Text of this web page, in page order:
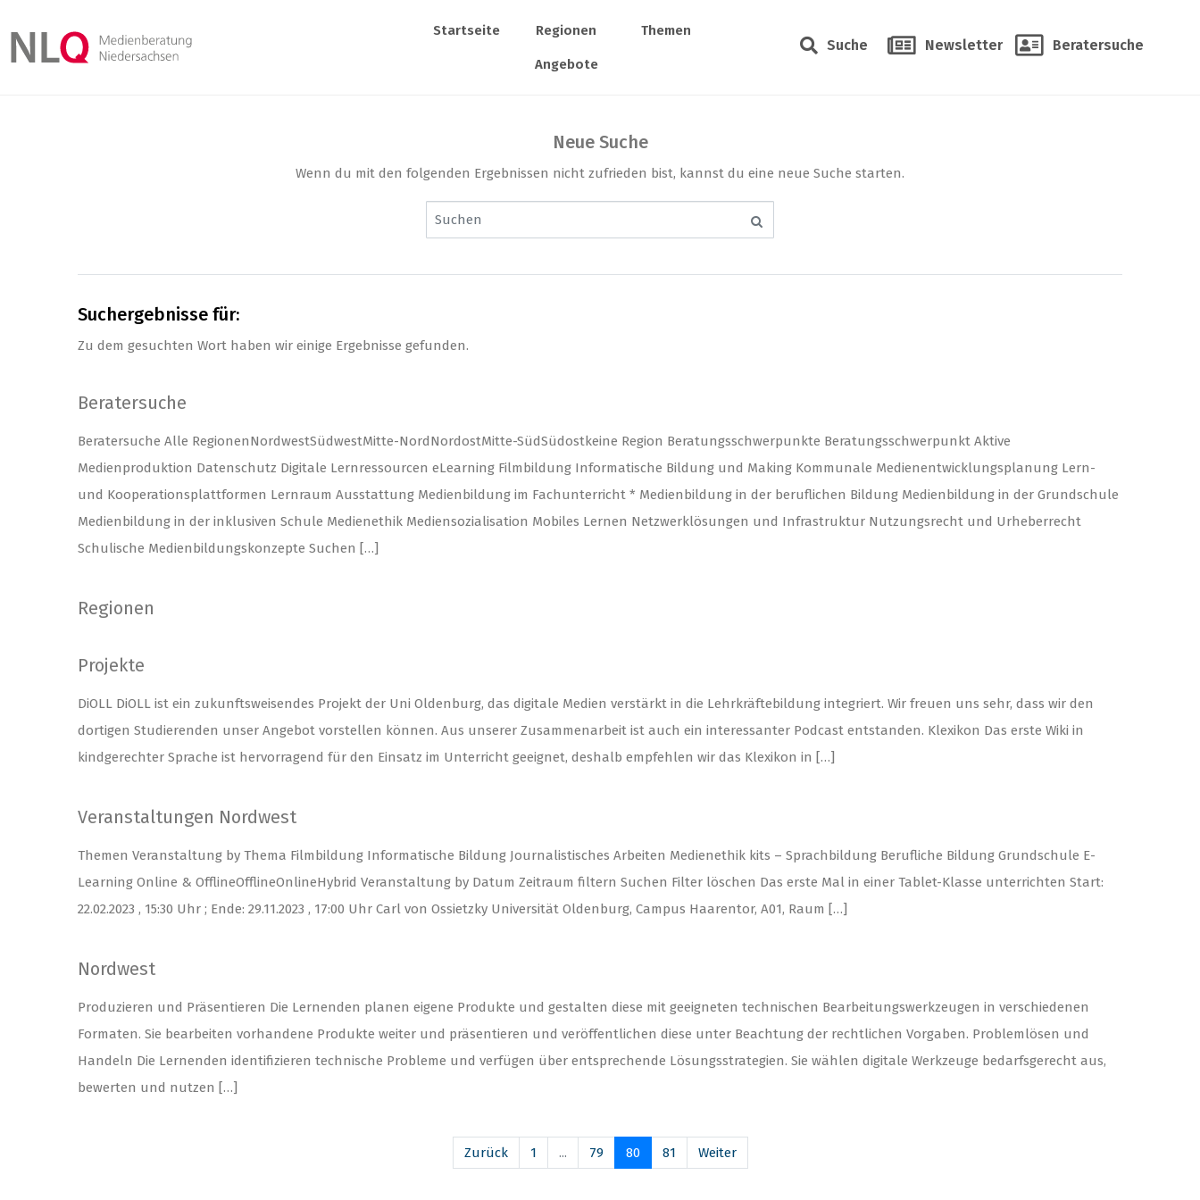
Startseite Regionen Themen
Angebote
Suche Newsletter Beratersuche
Neue Suche
Wenn du mit den folgenden Ergebnissen nicht zufrieden bist, kannst du eine neue Suche starten.
Suchergebnisse für:
Zu dem gesuchten Wort haben wir einige Ergebnisse gefunden.
Beratersuche
Beratersuche Alle RegionenNordwestSüdwestMitte-NordNordostMitte-SüdSüdostkeine Region Beratungsschwerpunkte Beratungsschwerpunkt Aktive
Medienproduktion Datenschutz Digitale Lernressourcen eLearning Filmbildung Informatische Bildung und Making Kommunale Medienentwicklungsplanung Lern-
und Kooperationsplattformen Lernraum Ausstattung Medienbildung im Fachunterricht * Medienbildung in der beruflichen Bildung Medienbildung in der Grundschule
Medienbildung in der inklusiven Schule Medienethik Mediensozialisation Mobiles Lernen Netzwerklösungen und Infrastruktur Nutzungsrecht und Urheberrecht
Schulische Medienbildungskonzepte Suchen […]
Regionen
Projekte
DiOLL DiOLL ist ein zukunftsweisendes Projekt der Uni Oldenburg, das digitale Medien verstärkt in die Lehrkräftebildung integriert. Wir freuen uns sehr, dass wir den
dortigen Studierenden unser Angebot vorstellen können. Aus unserer Zusammenarbeit ist auch ein interessanter Podcast entstanden. Klexikon Das erste Wiki in
kindgerechter Sprache ist hervorragend für den Einsatz im Unterricht geeignet, deshalb empfehlen wir das Klexikon in […]
Veranstaltungen Nordwest
Themen Veranstaltung by Thema Filmbildung Informatische Bildung Journalistisches Arbeiten Medienethik kits – Sprachbildung Berufliche Bildung Grundschule E-
Learning Online & OfflineOfflineOnlineHybrid Veranstaltung by Datum Zeitraum filtern Suchen Filter löschen Das erste Mal in einer Tablet-Klasse unterrichten Start:
22.02.2023 , 15:30 Uhr ; Ende: 29.11.2023 , 17:00 Uhr Carl von Ossietzky Universität Oldenburg, Campus Haarentor, A01, Raum […]
Nordwest
Produzieren und Präsentieren Die Lernenden planen eigene Produkte und gestalten diese mit geeigneten technischen Bearbeitungswerkzeugen in verschiedenen
Formaten. Sie bearbeiten vorhandene Produkte weiter und präsentieren und veröffentlichen diese unter Beachtung der rechtlichen Vorgaben. Problemlösen und
Handeln Die Lernenden identifizieren technische Probleme und verfügen über entsprechende Lösungsstrategien. Sie wählen digitale Werkzeuge bedarfsgerecht aus,
bewerten und nutzen […]
Zurück 1 ... 79 80 81 Weiter